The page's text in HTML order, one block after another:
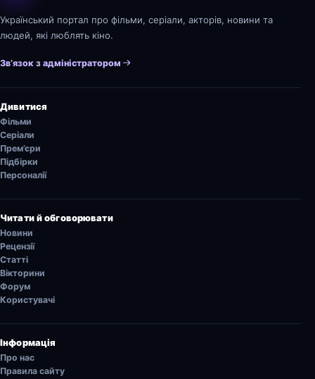
Український портал про фільми, серіали, акторів, новини та
людей, які люблять кіно.
Зв’язок з адміністратором
Дивитися
Фільми
Серіали
Прем’єри
Підбірки
Персоналії
Читати й обговорювати
Новини
Рецензії
Статті
Вікторини
Форум
Користувачі
Інформація
Про нас
Правила сайту